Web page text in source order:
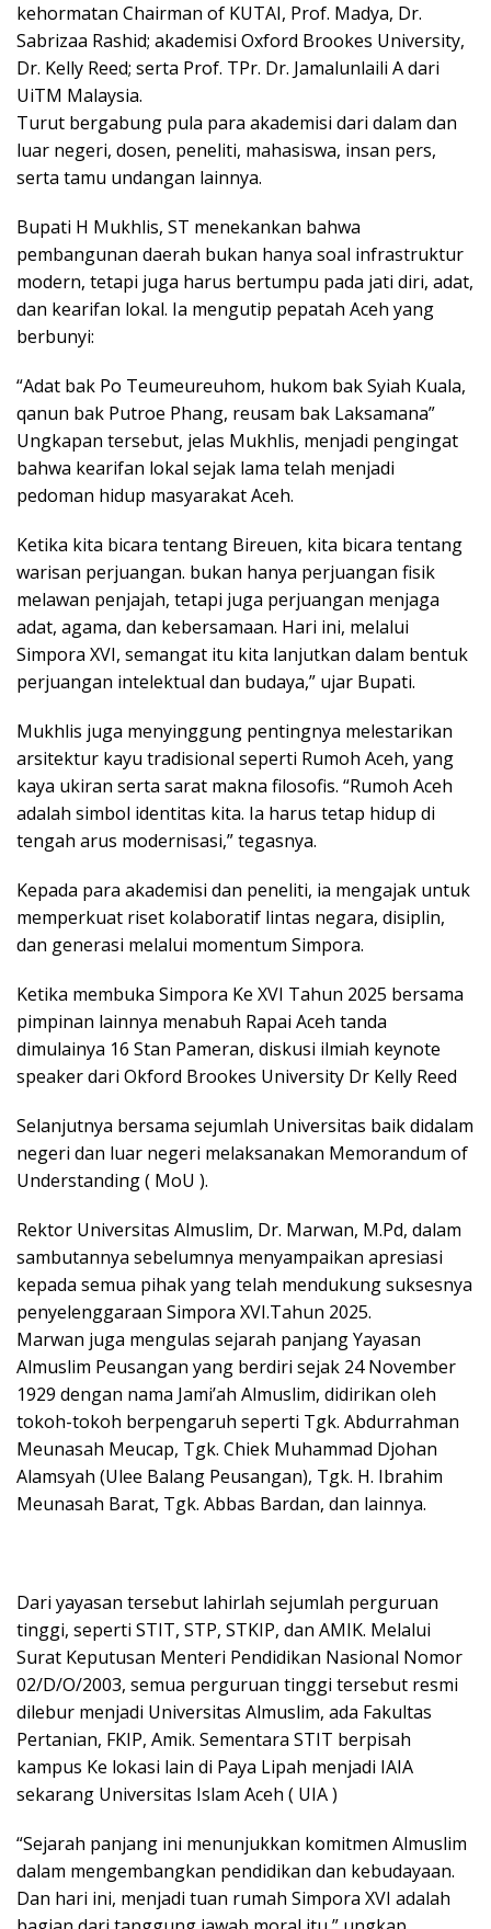
kehormatan Chairman of KUTAI, Prof. Madya, Dr.
Sabrizaa Rashid; akademisi Oxford Brookes University,
Dr. Kelly Reed; serta Prof. TPr. Dr. Jamalunlaili A dari
UiTM Malaysia.
Turut bergabung pula para akademisi dari dalam dan
luar negeri, dosen, peneliti, mahasiswa, insan pers,
serta tamu undangan lainnya.
Bupati H Mukhlis, ST menekankan bahwa
pembangunan daerah bukan hanya soal infrastruktur
modern, tetapi juga harus bertumpu pada jati diri, adat,
dan kearifan lokal. Ia mengutip pepatah Aceh yang
berbunyi:
“Adat bak Po Teumeureuhom, hukom bak Syiah Kuala,
qanun bak Putroe Phang, reusam bak Laksamana”
Ungkapan tersebut, jelas Mukhlis, menjadi pengingat
bahwa kearifan lokal sejak lama telah menjadi
pedoman hidup masyarakat Aceh.
Ketika kita bicara tentang Bireuen, kita bicara tentang
warisan perjuangan. bukan hanya perjuangan fisik
melawan penjajah, tetapi juga perjuangan menjaga
adat, agama, dan kebersamaan. Hari ini, melalui
Simpora XVI, semangat itu kita lanjutkan dalam bentuk
perjuangan intelektual dan budaya,” ujar Bupati.
Mukhlis juga menyinggung pentingnya melestarikan
arsitektur kayu tradisional seperti Rumoh Aceh, yang
kaya ukiran serta sarat makna filosofis. “Rumoh Aceh
adalah simbol identitas kita. Ia harus tetap hidup di
tengah arus modernisasi,” tegasnya.
Kepada para akademisi dan peneliti, ia mengajak untuk
memperkuat riset kolaboratif lintas negara, disiplin,
dan generasi melalui momentum Simpora.
Ketika membuka Simpora Ke XVI Tahun 2025 bersama
pimpinan lainnya menabuh Rapai Aceh tanda
dimulainya 16 Stan Pameran, diskusi ilmiah keynote
speaker dari Okford Brookes University Dr Kelly Reed
Selanjutnya bersama sejumlah Universitas baik didalam
negeri dan luar negeri melaksanakan Memorandum of
Understanding ( MoU ).
Rektor Universitas Almuslim, Dr. Marwan, M.Pd, dalam
sambutannya sebelumnya menyampaikan apresiasi
kepada semua pihak yang telah mendukung suksesnya
penyelenggaraan Simpora XVI.Tahun 2025.
Marwan juga mengulas sejarah panjang Yayasan
Almuslim Peusangan yang berdiri sejak 24 November
1929 dengan nama Jami’ah Almuslim, didirikan oleh
tokoh-tokoh berpengaruh seperti Tgk. Abdurrahman
Meunasah Meucap, Tgk. Chiek Muhammad Djohan
Alamsyah (Ulee Balang Peusangan), Tgk. H. Ibrahim
Meunasah Barat, Tgk. Abbas Bardan, dan lainnya.
Dari yayasan tersebut lahirlah sejumlah perguruan
tinggi, seperti STIT, STP, STKIP, dan AMIK. Melalui
Surat Keputusan Menteri Pendidikan Nasional Nomor
02/D/O/2003, semua perguruan tinggi tersebut resmi
dilebur menjadi Universitas Almuslim, ada Fakultas
Pertanian, FKIP, Amik. Sementara STIT berpisah
kampus Ke lokasi lain di Paya Lipah menjadi IAIA
sekarang Universitas Islam Aceh ( UIA )
“Sejarah panjang ini menunjukkan komitmen Almuslim
dalam mengembangkan pendidikan dan kebudayaan.
Dan hari ini, menjadi tuan rumah Simpora XVI adalah